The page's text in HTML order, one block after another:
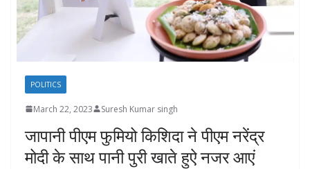
POLITICS
March 22, 2023 Suresh Kumar singh
जापानी पीएम फुमियो किशिदा ने पीएम नरेंद्र
मोदी के साथ पानी पुरी खाते हुऐ नजर आएं